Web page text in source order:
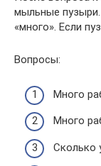
мыльные
«много». Если
Вопросы:
Много
Много
Сколько